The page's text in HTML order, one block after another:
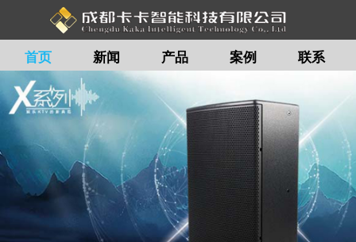
首页 新闻 产品 案例 联系
留言